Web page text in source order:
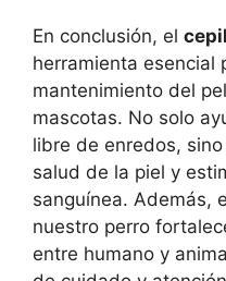
En conclusión, el
herramienta esencial
mantenimiento del
mascotas. No solo
libre de enredos,
salud de la piel y
sanguínea. Además,
nuestro perro
entre humano y